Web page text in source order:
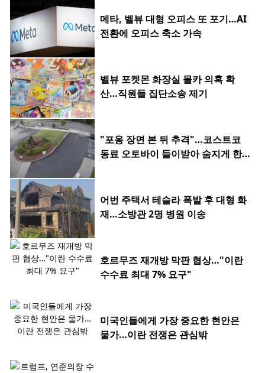
메타, 벨뷰 대형 오피스 또 포기…AI
전환에 오피스 축소 가속
벨뷰 포켓몬 화장실 몰카 의혹 확
산…직원들 집단소송 제기
"포옹 장면 본 뒤 추격"…코스트코
동료 오토바이 들이받아 숨지게 한 2
어번 주택서 테슬라 폭발 후 대형 화
재…소방관 2명 병원 이송
호르무즈 재개방 막판 협상…"이란
수수료 최대 7% 요구"
미국인들에게 가장 중요한 현안은
물가…이란 전쟁은 관심밖